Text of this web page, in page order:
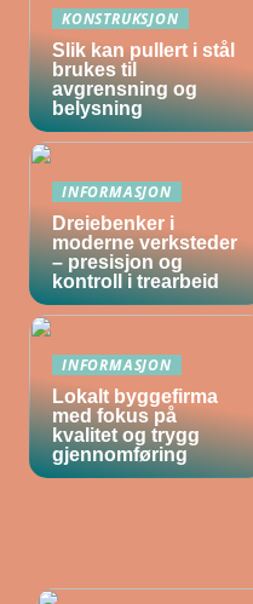
KONSTRUKSJON
Slik kan pullert i stål
brukes til
avgrensning og
belysning
INFORMASJON
Dreiebenker i
moderne verksteder
– presisjon og
kontroll i trearbeid
INFORMASJON
Lokalt byggefirma
med fokus på
kvalitet og trygg
gjennomføring